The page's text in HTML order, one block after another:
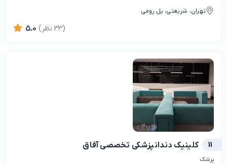
تهران، شریعتی، پل رومی
5.0 (33 نظر)
11 کلینیک دندانپزشکی تخصصی آفاق
پزشک